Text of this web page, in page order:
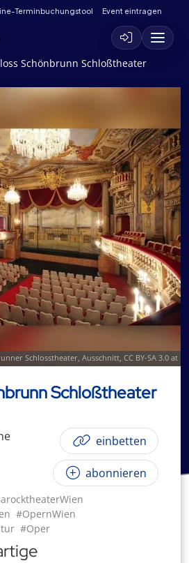
Terminbuchungstool Event eintragen
Schönbrunn Schloßtheater
Schlosstheater, Ausschnitt, CC BY-SA 3.0 at
Schloßtheater
e einbetten
abonnieren
#OpernWien
#Oper